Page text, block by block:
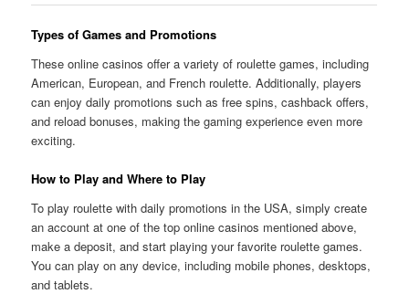
Types of Games and Promotions
These online casinos offer a variety of roulette games, including
American, European, and French roulette. Additionally, players
can enjoy daily promotions such as free spins, cashback offers,
and reload bonuses, making the gaming experience even more
exciting.
How to Play and Where to Play
To play roulette with daily promotions in the USA, simply create
an account at one of the top online casinos mentioned above,
make a deposit, and start playing your favorite roulette games.
You can play on any device, including mobile phones, desktops,
and tablets.